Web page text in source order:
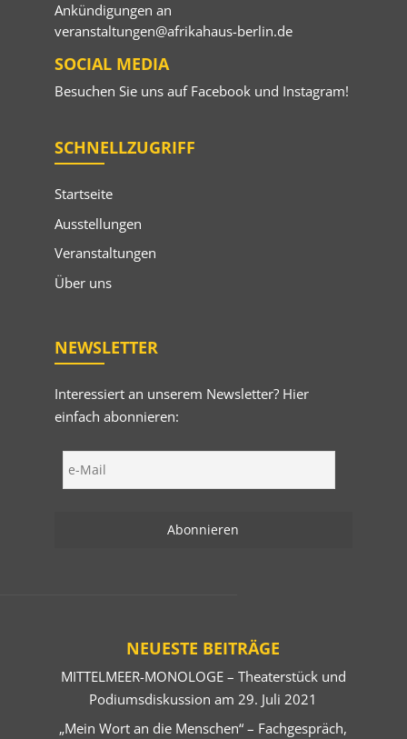
Ankündigungen an
veranstaltungen@afrikahaus-berlin.de
SOCIAL MEDIA
Besuchen Sie uns auf Facebookund Instagram!
SCHNELLZUGRIFF
Startseite
Ausstellungen
Veranstaltungen
Über uns
NEWSLETTER
Interessiert an unserem Newsletter? Hier
einfach abonnieren:
NEUESTE BEITRÄGE
MITTELMEER-MONOLOGE – Theaterstück und
Podiumsdiskussion am 29. Juli 2021
„Mein Wort an die Menschen“ – Fachgespräch,